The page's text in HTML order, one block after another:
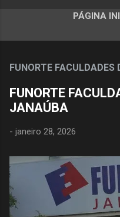
PÁGINA
FUNORTE FACULDADES
FUNORTE
JANAÚBA
- janeiro 28, 2026